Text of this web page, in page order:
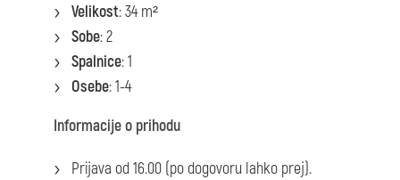
Velikost: 34 m²
Sobe: 2
Spalnice: 1
Osebe: 1-4
Informacije o prihodu
Prijava od 16.00 (po dogovoru lahko prej).